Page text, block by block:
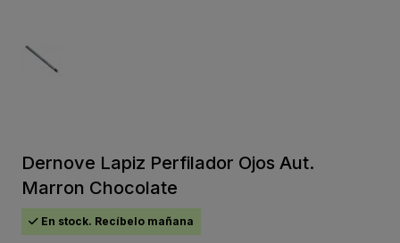
Dernove Lapiz Perfilador Ojos Aut.
Marron Chocolate
En stock. Recíbelo mañana